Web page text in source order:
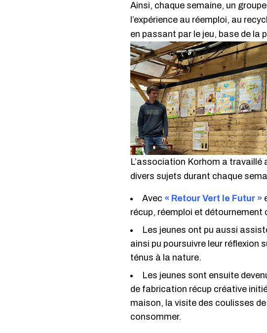
Ainsi, chaque semaine, un
l’expérience au réemploi, au
en passant par le jeu, base de la
L’association Korhom a
divers sujets durant chaque
Avec « Retour Vert le Futur »
récup, réemploi et détournement
Les jeunes ont pu aussi
ainsi pu poursuivre leur réflexion
ténus à la nature.
Les jeunes sont ensuite
de fabrication récup créative
maison, la visite des coulisses
consommer.